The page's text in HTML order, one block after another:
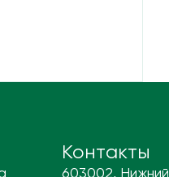
Контакты
603002, Нижний